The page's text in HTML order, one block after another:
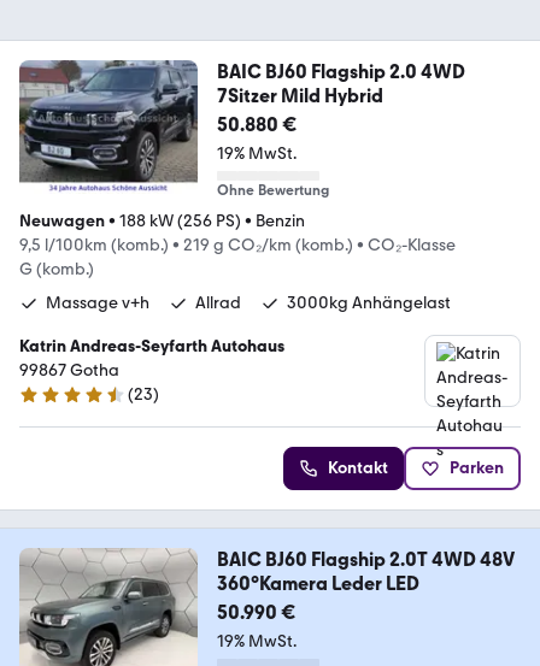
BAIC BJ60 Flagship 2.0 4WD
7Sitzer Mild Hybrid
50.880 €
19% MwSt.
Ohne Bewertung
Neuwagen• 188 kW (256 PS) • Benzin
9,5 l/100km (komb.) • 219 g CO₂/km (komb.) • CO₂-Klasse
G (komb.)
Massage v+h
Allrad 3000kg Anhängelast
Katrin Andreas-Seyfarth Autohaus
99867 Gotha
4.7 Sterne
(23)
Kontakt Parken
BAIC BJ60 Flagship 2.0T 4WD 48V
360°Kamera Leder LED
50.990 €
19% MwSt.